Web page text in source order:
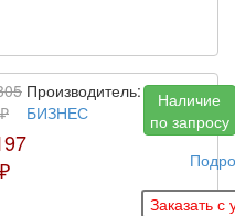
₽
₽
Производитель:
БИЗНЕС
Наличие
по запросу